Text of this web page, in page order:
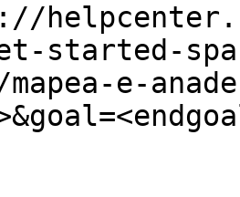
started-
e-